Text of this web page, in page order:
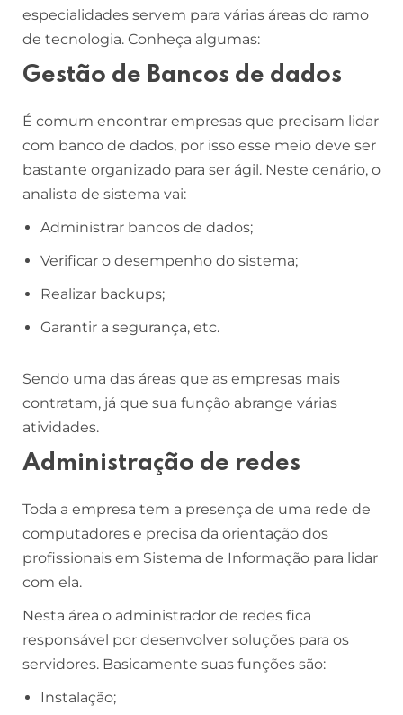
especialidades servem para várias áreas do ramo
de tecnologia. Conheça algumas:
Gestão de Bancos de dados
É comum encontrar empresas que precisam lidar
com banco de dados, por isso esse meio deve ser
bastante organizado para ser ágil. Neste cenário, o
analista de sistema vai:
Administrar bancos de dados;
Verificar o desempenho do sistema;
Realizar backups;
Garantir a segurança, etc.
Sendo uma das áreas que as empresas mais
contratam, já que sua função abrange várias
atividades.
Administração de redes
Toda a empresa tem a presença de uma rede de
computadores e precisa da orientação dos
profissionais em Sistema de Informação para lidar
com ela.
Nesta área o administrador de redes fica
responsável por desenvolver soluções para os
servidores. Basicamente suas funções são:
Instalação;